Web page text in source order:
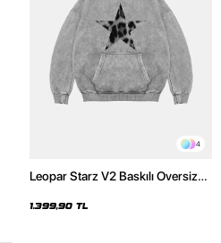
4
Leopar Starz V2 Baskılı Oversize
Hoodie
1.399,90 TL